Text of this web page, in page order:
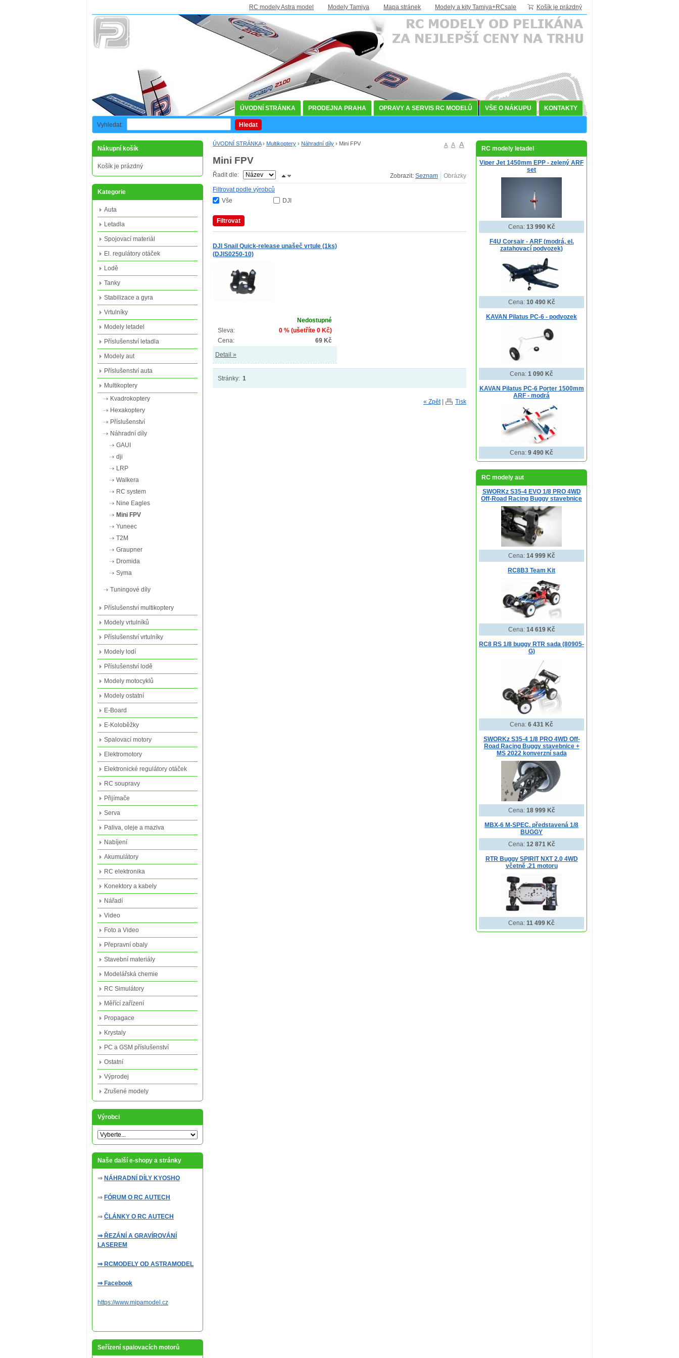
Košík je prázdný
RC modely Astra model Modely Tamiya Mapa stránek Modely a kity Tamiya+RCsale
Vyhledat: Hledat
ÚVODNÍ STRÁNKA PRODEJNA PRAHA OPRAVY A SERVIS RC MODELŮ VŠE O NÁKUPU KONTAKTY
A A A
ÚVODNÍ STRÁNKA › Multikoptery › Náhradní díly › Mini FPV
Mini FPV
Zobrazit:
Řadit dle:
Filtrovat podle výrobců
Vše
DJI
Filtrovat
DJI Snail Quick-release unašeč vrtule (1ks)
(DJIS0250-10)
Nedostupné
0 % (ušetříte 0 Kč)
Sleva:
69 Kč
Cena:
Detail »
Stránky: 1
« Zpět| Tisk
Nákupní košík
Košík je prázdný
Kategorie
Auta
Letadla
Spojovací materiál
El. regulátory otáček
Lodě
Tanky
Stabilizace a gyra
Vrtulníky
Modely letadel
Příslušenství letadla
Modely aut
Příslušenství auta
Multikoptery
Kvadrokoptery
Hexakoptery
Příslušenství
Náhradní díly
GAUI
dji
LRP
Walkera
RC system
Nine Eagles
Mini FPV
Yuneec
T2M
Graupner
Dromida
Syma
Tuningové díly
Příslušenství multikoptery
Modely vrtulníků
Příslušenství vrtulníky
Modely lodí
Příslušenství lodě
Modely motocyklů
Modely ostatní
E-Board
E-Koloběžky
Spalovací motory
Elektromotory
Elektronické regulátory otáček
RC soupravy
Přijímače
Serva
Paliva, oleje a maziva
Nabíjení
Akumulátory
RC elektronika
Konektory a kabely
Nářadí
Video
Foto a Video
Přepravní obaly
Stavební materiály
Modelářská chemie
RC Simulátory
Měřící zařízení
Propagace
Krystaly
PC a GSM příslušenství
Ostatní
Výprodej
Zrušené modely
Výrobci
Naše další e-shopy a stránky
⇒ NÁHRADNÍ DÍLY KYOSHO
⇒ FÓRUM O RC AUTECH
⇒ ČLÁNKY O RC AUTECH
⇒ ŘEZÁNÍ A GRAVÍROVÁNÍ
LASEREM
⇒ RCMODELY OD ASTRAMODEL
⇒ Facebook
https://www.mipamodel.cz
Seřízení spalovacích motorů
RC modely letadel
Viper Jet 1450mm EPP - zelený ARF
set
Cena: 13 990 Kč
F4U Corsair - ARF (modrá, el.
zatahovací podvozek)
Cena: 10 490 Kč
KAVAN Pilatus PC-6 - podvozek
Cena: 1 090 Kč
KAVAN Pilatus PC-6 Porter 1500mm
ARF - modrá
Cena: 9 490 Kč
RC modely aut
SWORKz S35-4 EVO 1/8 PRO 4WD
Off-Road Racing Buggy stavebnice
Cena: 14 999 Kč
RC8B3 Team Kit
Cena: 14 619 Kč
RC8 RS 1/8 buggy RTR sada (80905-
G)
Cena: 6 431 Kč
SWORKz S35-4 1/8 PRO 4WD Off-
Road Racing Buggy stavebnice +
MS 2022 konverzní sada
Cena: 18 999 Kč
MBX-6 M-SPEC. představená 1/8
BUGGY
Cena: 12 871 Kč
RTR Buggy SPIRIT NXT 2.0 4WD
včetně .21 motoru
Cena: 11 499 Kč